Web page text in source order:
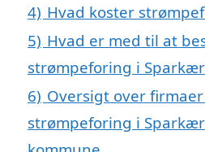
4) Hvad koster
5) Hvad er med til at
strømpeforing i
6) Oversigt over
strømpeforing i